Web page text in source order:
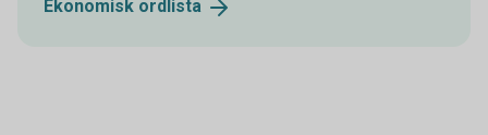
Ekonomisk ordlista